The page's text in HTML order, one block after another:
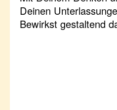
Deinen
Bewirkst gestaltend